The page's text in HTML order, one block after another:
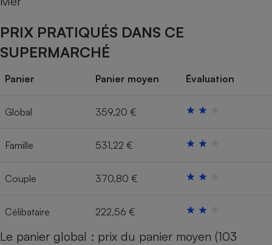
PRIX PRATIQUÉS DANS CE
SUPERMARCHÉ
Panier Panier moyen Évaluation
Global 359,20 €
Famille 531,22 €
Couple 370,80 €
Célibataire 222,56 €
Le panier global : prix du panier moyen (103